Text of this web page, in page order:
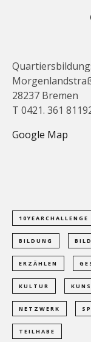
28237 Bremen
T 0421. 361
Google Map
10YEARCHALLENGE
BILDUNG
ERZÄHLEN
KULTUR
NETZWERK
TEILHABE